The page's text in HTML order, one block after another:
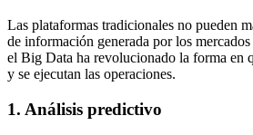
Las plataformas tradicionales no pueden
de información generada por los
el Big Data ha revolucionado la forma en
y se ejecutan las operaciones.
1. Análisis predictivo